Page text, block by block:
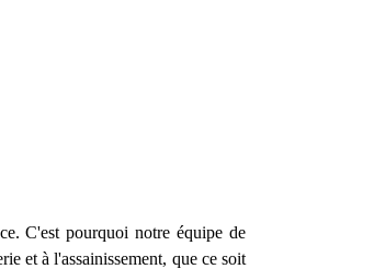
C'est pourquoi notre équipe de
et à l'assainissement, que ce soit